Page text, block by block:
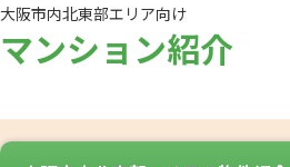
大阪市内北東部エリア向け
マンション紹介